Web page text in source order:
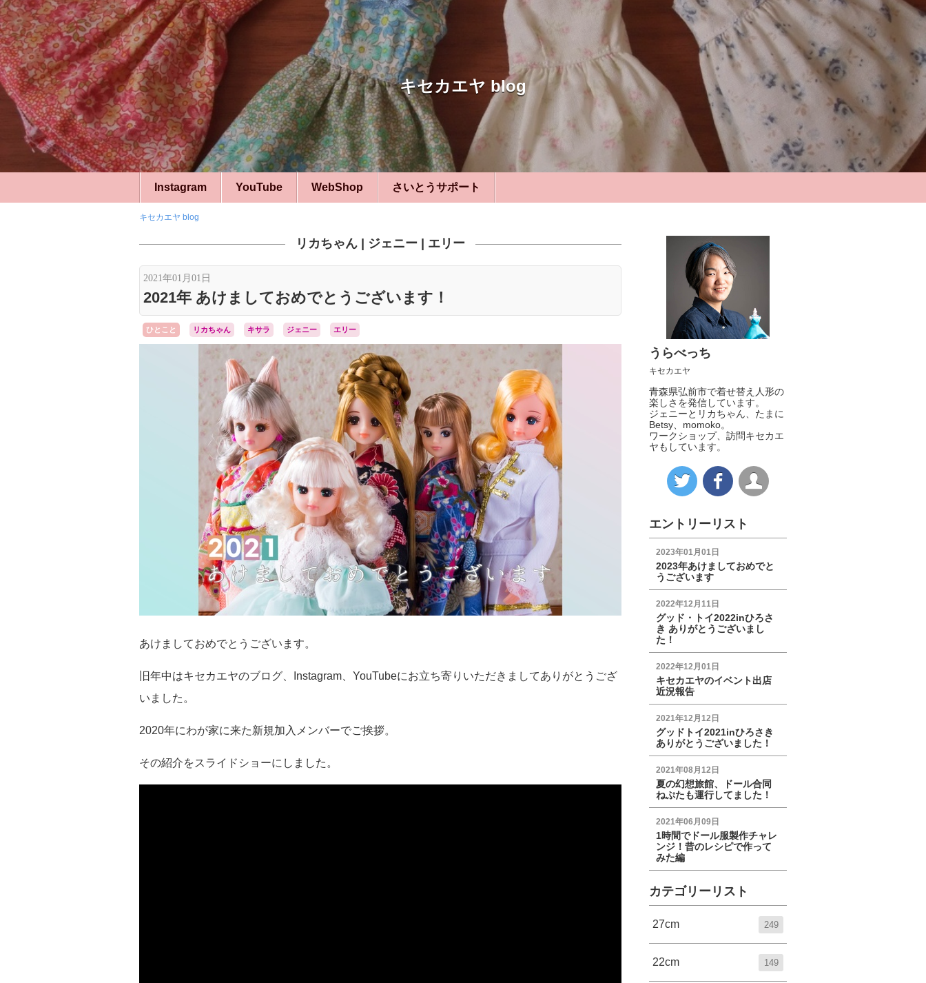
キセカエヤ blog
Instagram YouTube WebShop さいとうサポート
キセカエヤ blog
リカちゃん ジェニー エリー
2021年01月01日
2021年 あけましておめでとうございます！
ひとこと リカちゃん キサラ ジェニー エリー
あけましておめでとうございます。
旧年中はキセカエヤのブログ、Instagram、YouTubeにお立ち寄りいただきましてありがとうござ
いました。
2020年にわが家に来た新規加入メンバーでご挨拶。
その紹介をスライドショーにしました。
うらべっち
キセカエヤ
青森県弘前市で着せ替え人形の
楽しさを発信しています。
ジェニーとリカちゃん、たまに
Betsy、momoko。
ワークショップ、訪問キセカエ
ヤもしています。
エントリーリスト
2023年01月01日
2023年あけましておめでと
うございます
2022年12月11日
グッド・トイ2022inひろさ
き ありがとうございまし
た！
2022年12月01日
キセカエヤのイベント出店
近況報告
2021年12月12日
グッドトイ2021inひろさき
ありがとうございました！
2021年08月12日
夏の幻想旅館、ドール合同
ねぷたも運行してました！
2021年06月09日
1時間でドール服製作チャレ
ンジ！昔のレシピで作って
みた編
カテゴリーリスト
27cm 249
22cm 149